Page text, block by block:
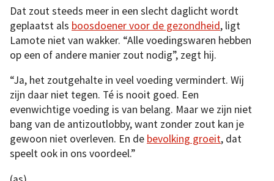
Dat zout steeds meer in een slecht daglicht wordt
geplaatst als boosdoener voor de gezondheid, ligt
Lamote niet van wakker. “Alle voedingswaren hebben
op een of andere manier zout nodig”, zegt hij.
“Ja, het zoutgehalte in veel voeding vermindert. Wij
zijn daar niet tegen. Té is nooit goed. Een
evenwichtige voeding is van belang. Maar we zijn niet
bang van de antizoutlobby, want zonder zout kan je
gewoon niet overleven. En de bevolking groeit, dat
speelt ook in ons voordeel.”